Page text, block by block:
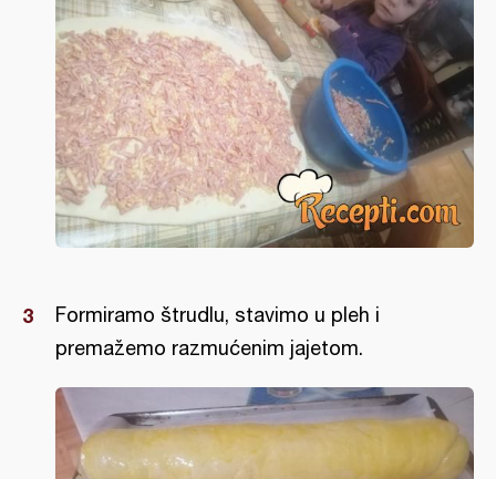
Formiramo štrudlu, stavimo u pleh i
premažemo razmućenim jajetom.